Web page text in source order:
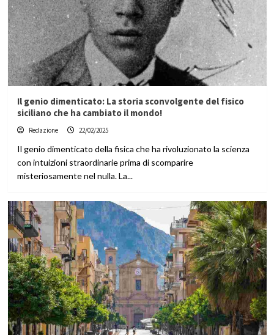
Il genio dimenticato: La storia sconvolgente del fisico
siciliano che ha cambiato il mondo!
Redazione 22/02/2025
Il genio dimenticato della fisica che ha rivoluzionato la scienza
con intuizioni straordinarie prima di scomparire
misteriosamente nel nulla. La...